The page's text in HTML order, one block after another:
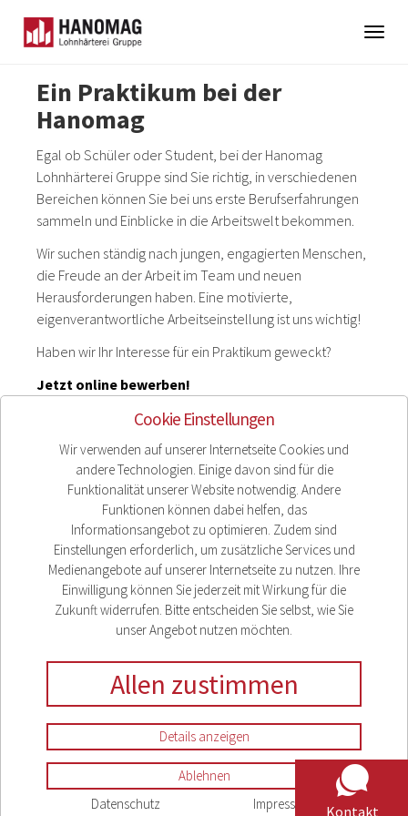
Cookie Einstellungen
Wir verwenden auf unserer Internetseite Cookies und
andere Technologien. Einige davon sind für die
Funktionalität unserer Website notwendig. Andere
Funktionen können dabei helfen, das
Informationsangebot zu optimieren. Zudem sind
Einstellungen erforderlich, um zusätzliche Services und
Medienangebote auf unserer Internetseite zu nutzen. Ihre
Einwilligung können Sie jederzeit mit Wirkung für die
Zukunft widerrufen. Bitte entscheiden Sie selbst, wie Sie
unser Angebot nutzen möchten.
Allen zustimmen
Details anzeigen
Ablehnen
Datenschutz
Impressum Kontakt
Ein Praktikum bei der
Hanomag
Egal ob Schüler oder Student, bei der Hanomag
Lohnhärterei Gruppe sind Sie richtig, in verschiedenen
Bereichen können Sie bei uns erste Berufserfahrungen
sammeln und Einblicke in die Arbeitswelt bekommen.
Wir suchen ständig nach jungen, engagierten Menschen,
die Freude an der Arbeit im Team und neuen
Herausforderungen haben. Eine motivierte,
eigenverantwortliche Arbeitseinstellung ist uns wichtig!
Haben wir Ihr Interesse für ein Praktikum geweckt?
Jetzt online bewerben!
Impressum
Compliance
Cookieeinstellungen